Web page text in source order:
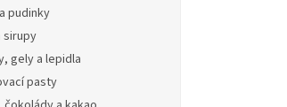
pudinky
sirupy
gely a lepidla
pasty